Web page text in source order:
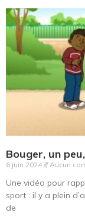
Bouger, un
6 juin 2024 Aucun
Une vidéo pour
sport : il y a plein
de